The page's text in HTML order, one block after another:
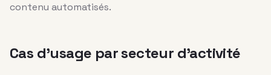
contenu automatisés.
Cas d’usage par secteur d’activité